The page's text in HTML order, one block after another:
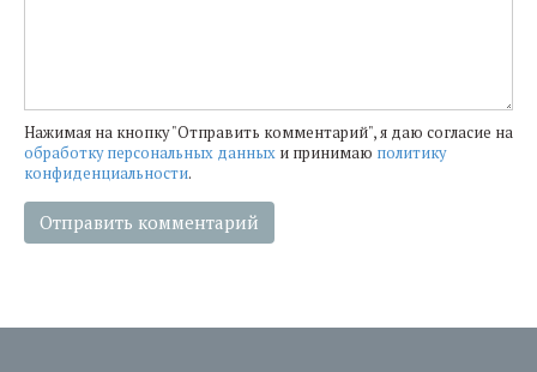
Нажимая на кнопку "Отправить комментарий", я даю согласие на
обработку персональных данных и принимаю политику
конфиденциальности.